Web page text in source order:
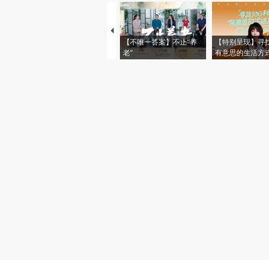
【不唯一答案】不止“养
老”
【特别呈现】寻
有意思的生活方